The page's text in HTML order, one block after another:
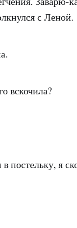
с Леной.
вскочила?
постельку, я